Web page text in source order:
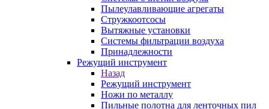
Пылеулавливающие агрегаты
Стружкоотсосы
Вытяжные установки
Системы фильтрации воздуха
Принадлежности
Режущий инструмент
Назад
Режущий инструмент
Ножи по металлу
Пильные полотна для ленточных пил